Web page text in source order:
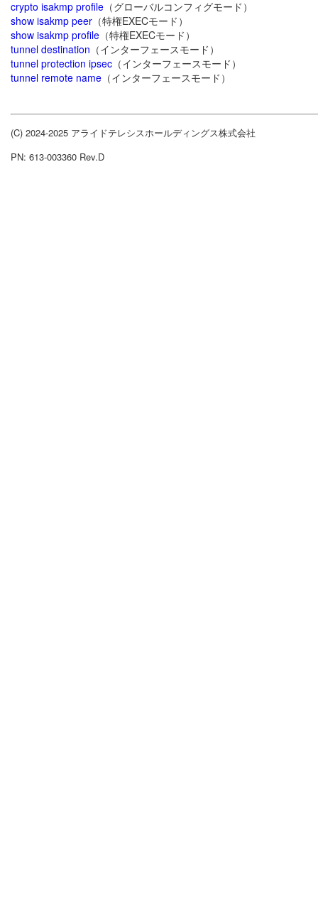
crypto isakmp profile （グローバルコンフィグモード）
show isakmp peer （特権EXECモード）
show isakmp profile （特権EXECモード）
tunnel destination （インターフェースモード）
tunnel protection ipsec （インターフェースモード）
tunnel remote name （インターフェースモード）
(C) 2024-2025 アライドテレシスホールディングス株式会社
PN: 613-003360 Rev.D